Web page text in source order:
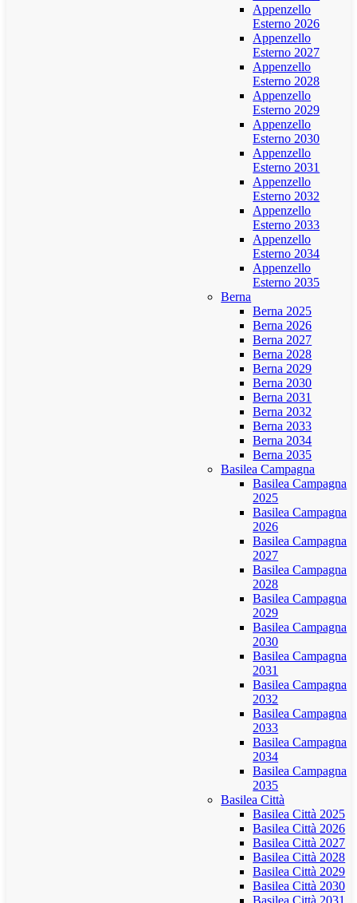
Appenzello
Esterno 2026
Appenzello
Esterno 2027
Appenzello
Esterno 2028
Appenzello
Esterno 2029
Appenzello
Esterno 2030
Appenzello
Esterno 2031
Appenzello
Esterno 2032
Appenzello
Esterno 2033
Appenzello
Esterno 2034
Appenzello
Esterno 2035
Berna
Berna 2025
Berna 2026
Berna 2027
Berna 2028
Berna 2029
Berna 2030
Berna 2031
Berna 2032
Berna 2033
Berna 2034
Berna 2035
Basilea Campagna
Basilea Campagna
2025
Basilea Campagna
2026
Basilea Campagna
2027
Basilea Campagna
2028
Basilea Campagna
2029
Basilea Campagna
2030
Basilea Campagna
2031
Basilea Campagna
2032
Basilea Campagna
2033
Basilea Campagna
2034
Basilea Campagna
2035
Basilea Città
Basilea Città 2025
Basilea Città 2026
Basilea Città 2027
Basilea Città 2028
Basilea Città 2029
Basilea Città 2030
Basilea Città 2031